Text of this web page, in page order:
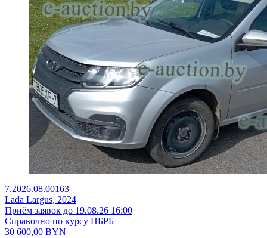
7.2026.08.00163
Lada Largus, 2024
Приём заявок до 19.08.26 16:00
Справочно по курсу НБРБ
30 600,00 BYN